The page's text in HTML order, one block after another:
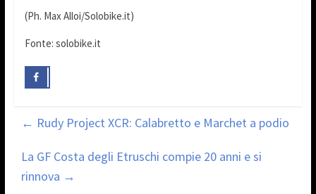
(Ph. Max Alloi/Solobike.it)
Fonte: solobike.it
← Rudy Project XCR: Calabretto e Marchet a podio
La GF Costa degli Etruschi compie 20 anni e si
rinnova →